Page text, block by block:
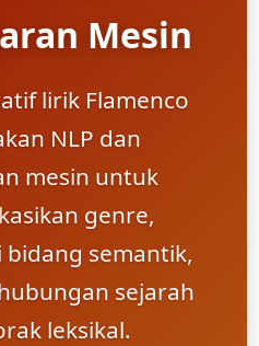
Mesin
lirik Flamenco
NLP dan
mesin untuk
genre,
semantik,
sejarah
leksikal.